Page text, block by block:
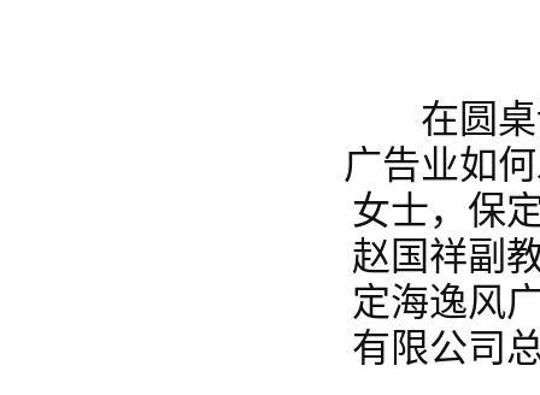
在圆桌论
广告业如
女士，保
赵国祥副
定海逸风
有限公司